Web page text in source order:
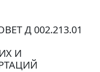
Д 002.213.01
И